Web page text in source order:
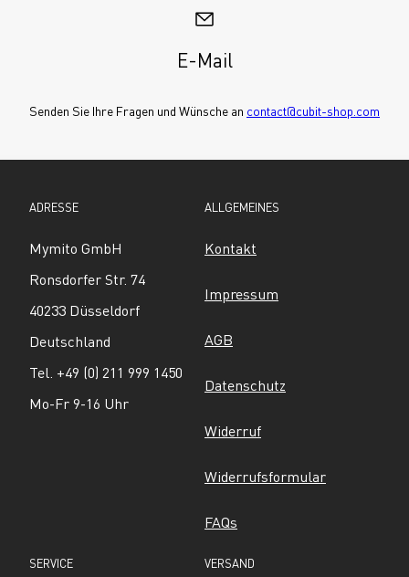
E-Mail
Senden Sie Ihre Fragen und Wünsche an contact@cubit-shop.com
ADRESSE
Mymito GmbH
Ronsdorfer Str. 74
40233 Düsseldorf
Deutschland
Tel. +49 (0) 211 999 1450
Mo-Fr 9-16 Uhr
ALLGEMEINES
Kontakt
Impressum
AGB
Datenschutz
Widerruf
Widerrufsformular
FAQs
SERVICE VERSAND